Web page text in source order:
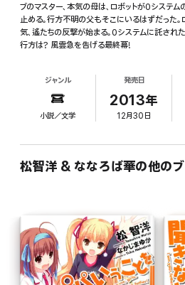
ブのマスター、本気の母は、ロボットが0システ
止める。行方不明の父もそこにいるはずだった
気、遙たちの反撃が始まる。0システムに託され
行方は? 風雲急を告げる最終幕!
ジャンル
小説／文学
発売日
2013年
12月30日
松智洋 & ななろば華の他のブ